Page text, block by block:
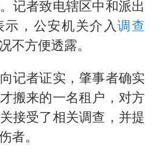
记者致电辖区中和派出
示，公安机关介入调查
不方便透露。
记者证实，肇事者确实
搬来的一名租户，对方
接受了相关调查，并提
者。